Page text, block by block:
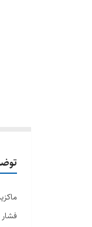
ماکزیمم
فشار